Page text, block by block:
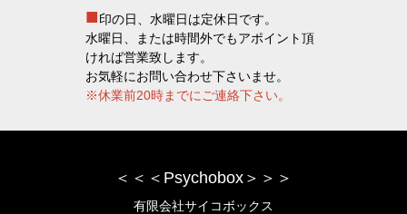
■印の日、水曜日は定休日です。
水曜日、または時間外でもアポイント頂
ければ営業致します。
お気軽にお問い合わせ下さいませ。
※休業前20時までにご連絡下さい。
＜＜＜Psychobox＞＞＞
有限会社サイコボックス